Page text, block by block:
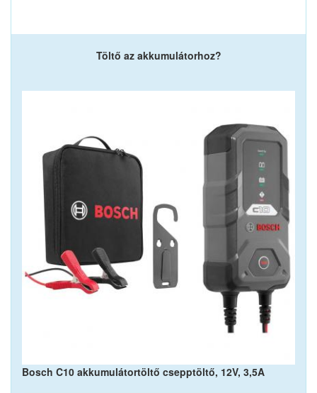
Töltő az akkumulátorhoz?
Bosch C10 akkumulátortöltő csepptöltő, 12V, 3,5A